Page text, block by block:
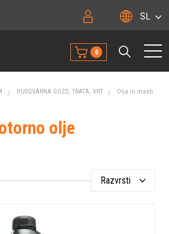
SL
0
HUSQVARNA GOZD, TRATA, VRT Olja in masti
olje
Razvrsti